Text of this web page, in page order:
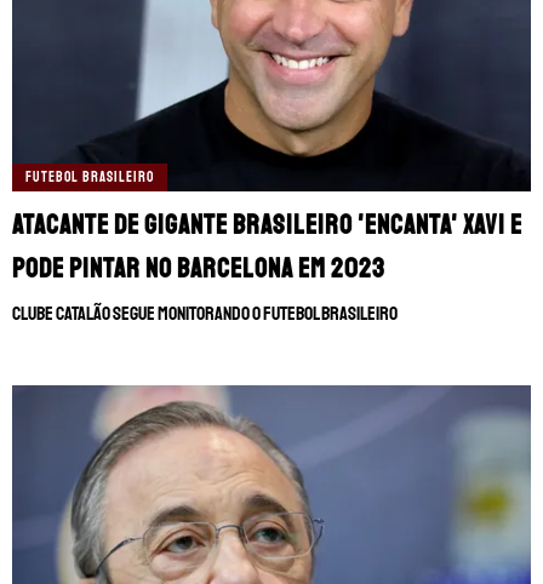
FUTEBOL BRASILEIRO
Atacante de gigante brasileiro 'encanta' Xavi e
pode pintar no Barcelona em 2023
Clube catalão segue monitorando o futebol brasileiro